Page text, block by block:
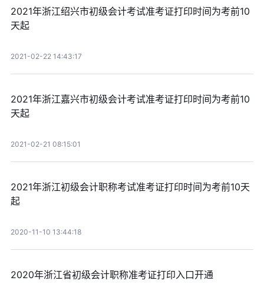
2021年浙江绍兴市初级会计考试准考证打印时间为考前10
天起
2021-02-22 14:43:17
2021年浙江嘉兴市初级会计考试准考证打印时间为考前10
天起
2021-02-21 08:15:01
2021年浙江初级会计职称考试准考证打印时间为考前10天
起
2020-11-10 13:44:18
2020年浙江省初级会计职称准考证打印入口开通